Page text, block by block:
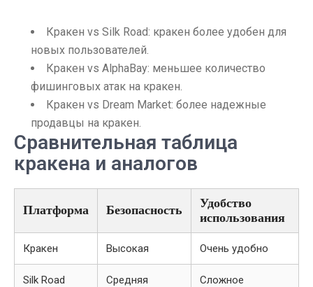
Кракен vs Silk Road: кракен более удобен для
новых пользователей.
Кракен vs AlphaBay: меньшее количество
фишинговых атак на кракен.
Кракен vs Dream Market: более надежные
продавцы на кракен.
Сравнительная таблица
кракена и аналогов
Платформа Безопасность
Удобство
использования
Кракен Высокая Очень удобно
Silk Road Средняя Сложное